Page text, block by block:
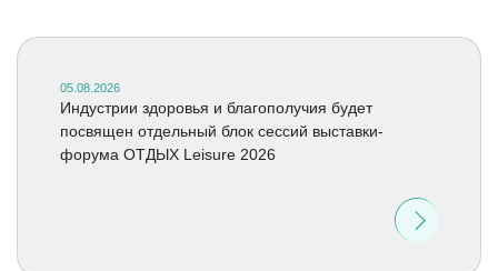
05.08.2026
Индустрии здоровья и благополучия будет
посвящен отдельный блок сессий выставки-
форума ОТДЫХ Leisure 2026